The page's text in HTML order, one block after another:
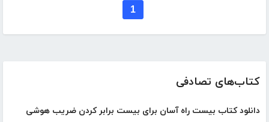
کتاب‌های تصادفی
دانلود کتاب بیست راه آسان برای بیست برابر کردن ضریب هوشی
1